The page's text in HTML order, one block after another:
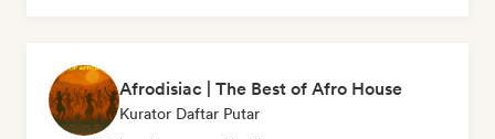
Afrodisiac | The Best of Afro House
Kurator Daftar Putar